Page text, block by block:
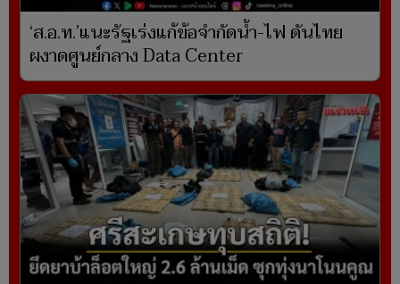
‘ส.อ.ท.’แนะรัฐเร่งแก้ข้อจำกัดน้ำ-ไฟ ดันไทย
ผงาดศูนย์กลาง Data Center